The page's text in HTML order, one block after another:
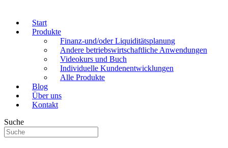
Start
Produkte
Finanz-und/oder Liquiditätsplanung
Andere betriebswirtschaftliche Anwendungen
Videokurs und Buch
Individuelle Kundenentwicklungen
Alle Produkte
Blog
Über uns
Kontakt
Suche